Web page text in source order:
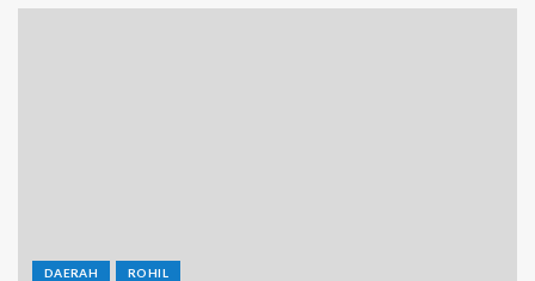
DAERAH ROHIL